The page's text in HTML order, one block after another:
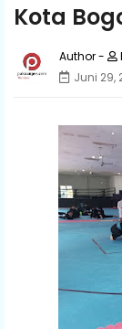
Kota
Juni 29,